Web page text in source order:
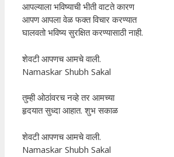
आपल्याला भविष्याची भीती वाटते कारण
आपण आपला वेळ फक्त विचार करण्यात
घालवतो भविष्य सुरक्षित करण्यासाठी नाही.
शेवटी आपणच आमचे वाली.
Namaskar Shubh Sakal
तुम्ही ओठांवरच नव्हे तर आमच्या
हृदयात सुध्दा आहात. शुभ सकाळ
शेवटी आपणच आमचे वाली.
Namaskar Shubh Sakal